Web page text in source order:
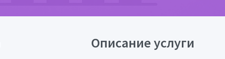
Описание услуги